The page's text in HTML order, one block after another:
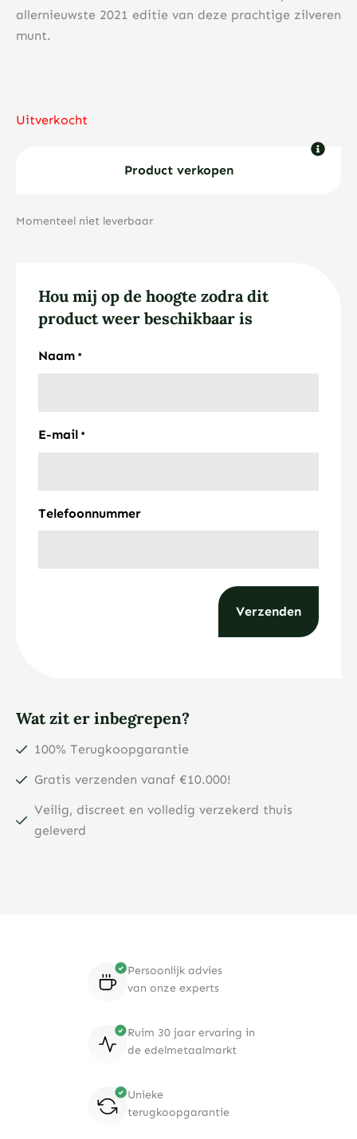
allernieuwste 2021 editie van deze prachtige zilveren
munt.
Uitverkocht
Product verkopen
Momenteel niet leverbaar
Hou mij op de hoogte zodra dit
product weer beschikbaar is
Naam *
E-mail *
Telefoonnummer
Wat zit er inbegrepen?
100% Terugkoopgarantie
Gratis verzenden vanaf €10.000!
Veilig, discreet en volledig verzekerd thuis
geleverd
Persoonlijk advies
van onze experts
Ruim 30 jaar ervaring in
de edelmetaalmarkt
Unieke
terugkoopgarantie